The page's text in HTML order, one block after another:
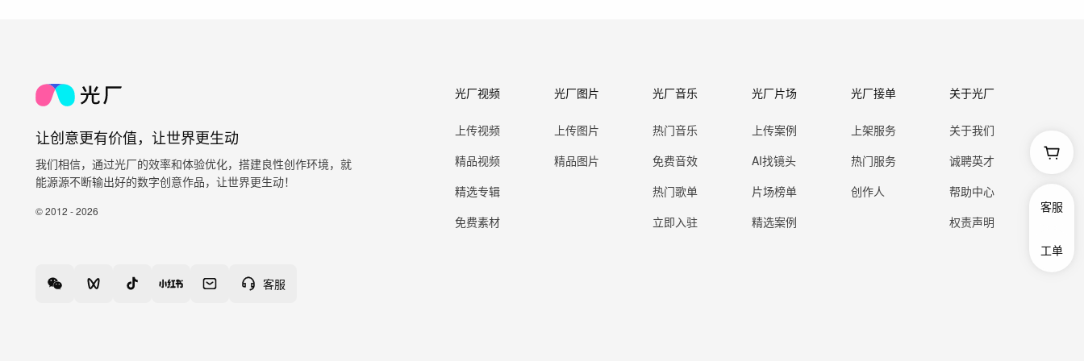
让创意更有价值，让世界更生动
我们相信，通过光厂的效率和体验优化，搭建良性创作环境，就
能源源不断输出好的数字创意作品，让世界更生动！
© 2012 - 2026
客服
光厂视频
上传视频
精品视频
精选专辑
免费素材
光厂图片
上传图片
精品图片
光厂音乐
热门音乐
免费音效
热门歌单
立即入驻
光厂片场
上传案例
AI找镜头
片场榜单
精选案例
光厂接单
上架服务
热门服务
创作人
关于光厂
关于我们
诚聘英才
帮助中心
权责声明
客服
工单